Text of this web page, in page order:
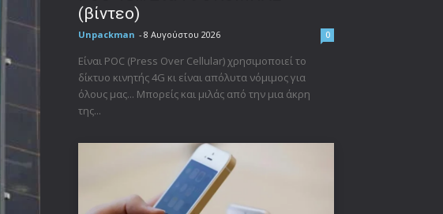
(βίντεο)
Unpackman - 8 Αυγούστου 2026 0
Είναι POC (Press Over Cellular) χρησιμοποιεί το
δίκτυο κινητής 4G κι είναι απόλυτα νόμιμος για
όλους μας... Μπορείς και μιλάς από την μια άκρη
της...